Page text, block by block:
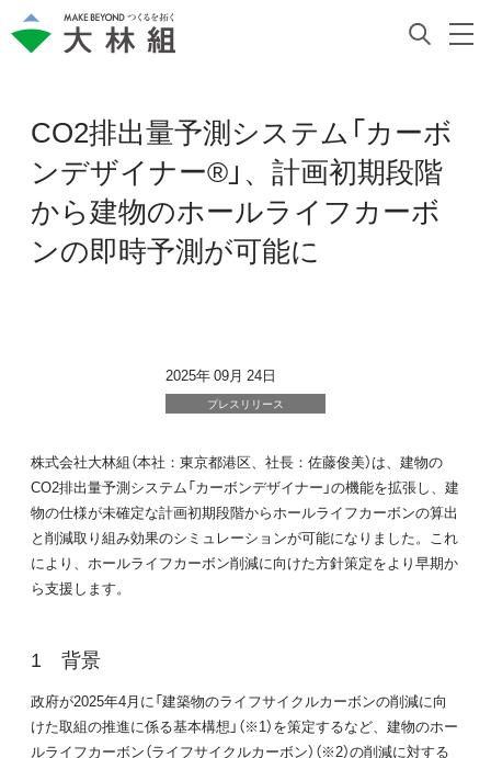
CO2排出量予測システム「カーボ
ンデザイナー®」、計画初期段階
から建物のホールライフカーボ
ンの即時予測が可能に
2025年 09月 24日
プレスリリース
株式会社大林組（本社：東京都港区、社長：佐藤俊美）は、建物の
CO2排出量予測システム「カーボンデザイナー」の機能を拡張し、建
物の仕様が未確定な計画初期段階からホールライフカーボンの算出
と削減取り組み効果のシミュレーションが可能になりました。これ
により、ホールライフカーボン削減に向けた方針策定をより早期か
ら支援します。
背景
政府が2025年4月に「建築物のライフサイクルカーボンの削減に向
けた取組の推進に係る基本構想」（※1）を策定するなど、建物のホー
ルライフカーボン（ライフサイクルカーボン）（※2）の削減に対する